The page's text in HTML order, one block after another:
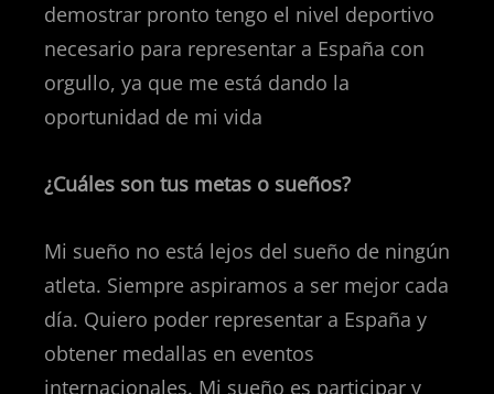
demostrar pronto tengo el nivel deportivo
necesario para representar a España con
orgullo, ya que me está dando la
oportunidad de mi vida
¿Cuáles son tus metas o sueños?
Mi sueño no está lejos del sueño de ningún
atleta. Siempre aspiramos a ser mejor cada
día. Quiero poder representar a España y
obtener medallas en eventos
internacionales. Mi sueño es participar y